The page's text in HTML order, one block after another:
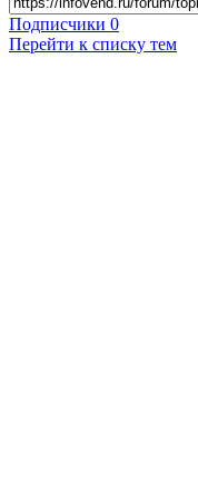
Подписчики 0
Перейти к списку тем